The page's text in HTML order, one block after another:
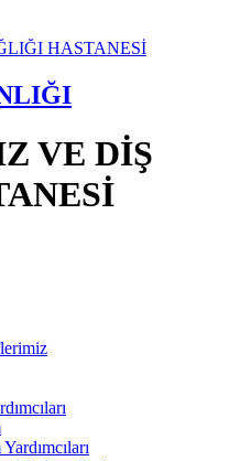
VE DİŞ